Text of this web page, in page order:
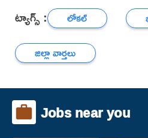
ట్యాగ్స్ : లోకల్
జిల్లా వార్తలు
Jobs near you